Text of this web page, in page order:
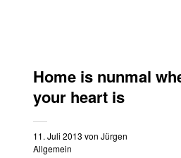
Home is nunmal
your heart is
11. Juli 2013 von Jürgen
Allgemein